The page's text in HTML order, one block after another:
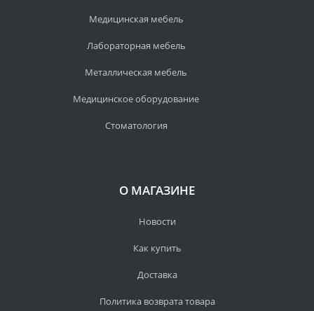
Медицинская мебель
Лабораторная мебель
Металлическая мебель
Медицинское оборудование
Стоматология
О МАГАЗИНЕ
Новости
Как купить
Доставка
Политика возврата товара